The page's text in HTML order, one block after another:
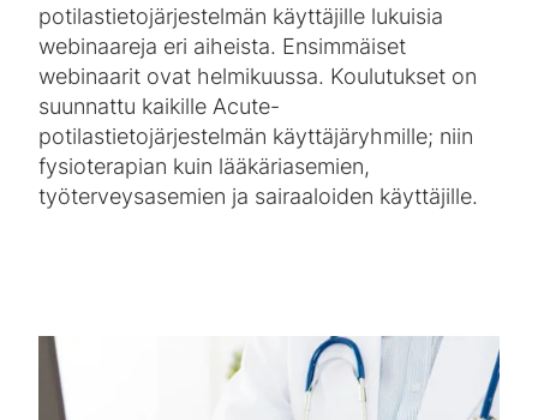
potilastietojärjestelmän käyttäjille lukuisia
webinaareja eri aiheista. Ensimmäiset
webinaarit ovat helmikuussa. Koulutukset on
suunnattu kaikille Acute-
potilastietojärjestelmän käyttäjäryhmille; niin
fysioterapian kuin lääkäriasemien,
työterveysasemien ja sairaaloiden käyttäjille.